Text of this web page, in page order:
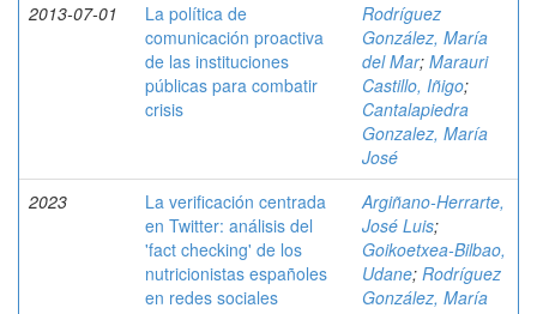
2013-07-01
La política de
comunicación proactiva
de las instituciones
públicas para combatir
crisis
Rodríguez
González, María
del Mar; Marauri
Castillo, Iñigo;
Cantalapiedra
Gonzalez, María
José
2023
La verificación centrada
en Twitter: análisis del
'fact checking' de los
nutricionistas españoles
en redes sociales
Argiñano-Herrarte,
José Luis;
Goikoetxea-Bilbao,
Udane; Rodríguez
González, María